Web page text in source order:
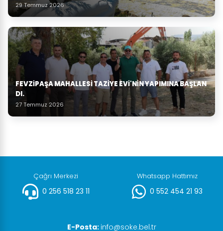
29 Temmuz 2026
FEVZIPAŞA MAHALLESI TAZIYE EVI'NIN YAPIMINA BAŞLAN
DI.
27 Temmuz 2026
Çağrı Merkezi
0 256 518 23 11
Whatsapp Hattımız
0 552 454 21 93
E-Posta: info@soke.bel.tr